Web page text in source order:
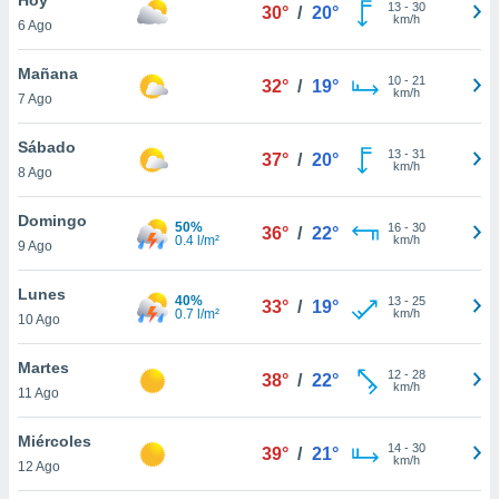
en
más
nuestra
de
cookies
aceptar
6 Ago
30° / 20° 13- 30
km/h
Mañana
7 Ago
32° / 19° 10- 21
km/h
Sábado
8 Ago
37° / 20° 13- 31
km/h
Domingo
9 Ago
50%
0.4 l/m²
36° / 22° 16- 30
km/h
Lunes
10 Ago
40%
0.7 l/m²
33° / 19° 13- 25
km/h
Martes
11 Ago
38° / 22° 12- 28
km/h
Miércoles
12 Ago
39° / 21° 14- 30
km/h